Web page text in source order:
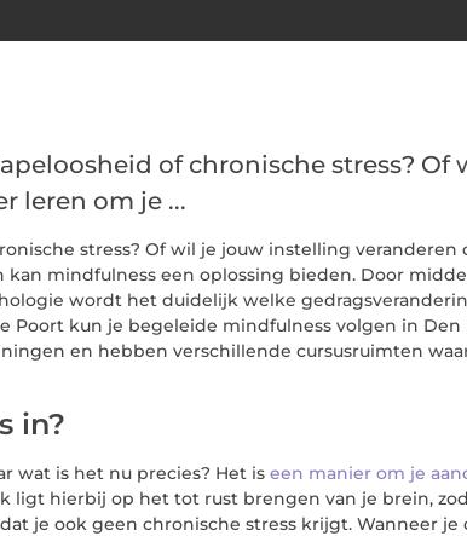
of chronische stress? Of
leren om je ...
stress? Of wil je jouw instelling veranderen
mindfulness een oplossing bieden. Door
wordt het duidelijk welke
Poort kun je begeleide mindfulness volgen in Den
en hebben verschillende cursusruimten
in?
wat is het nu precies? Het is een manier om je
ligt hierbij op het tot rust brengen van je brein,
je ook geen chronische stress krijgt. Wanneer je